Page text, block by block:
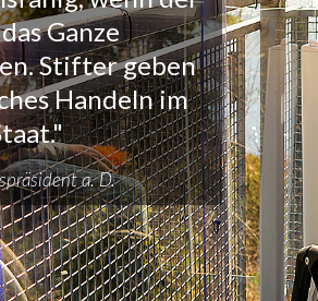
Ganze
Stifter geben
Handeln im
a. D.